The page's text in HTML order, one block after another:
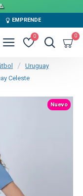
EMPRENDE
0 0
Uruguay
Celeste
Nuevo